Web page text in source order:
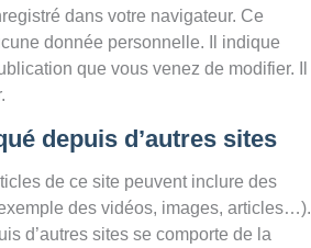
dans votre navigateur. Ce
donnée personnelle. Il indique
que vous venez de modifier. Il
depuis d’autres sites
de ce site peuvent inclure des
des vidéos, images, articles…).
d’autres sites se comporte de la